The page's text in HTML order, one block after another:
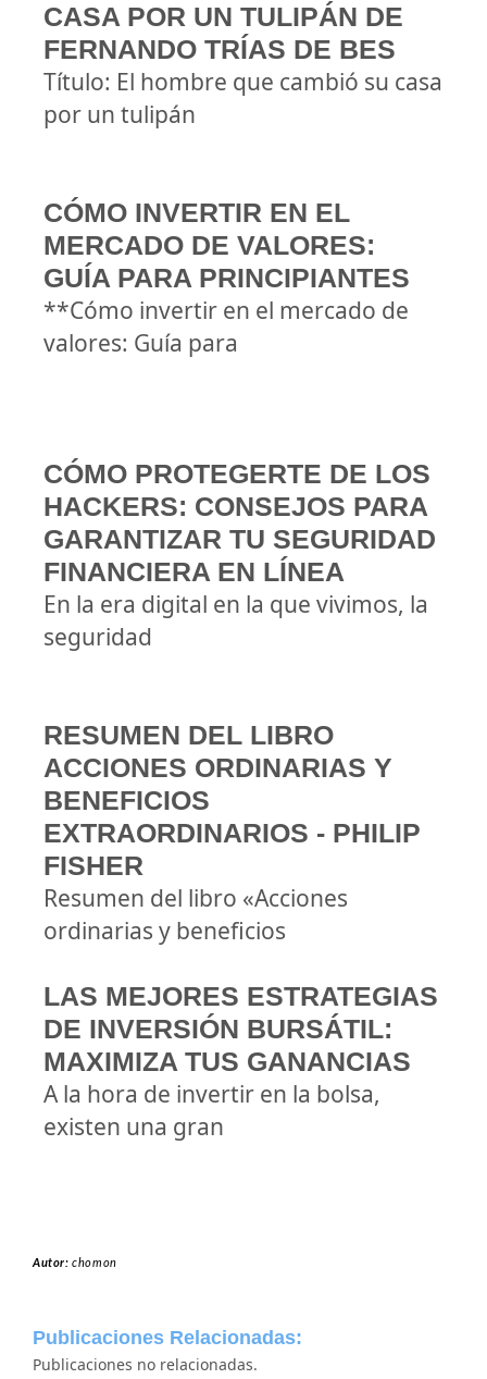
CASA POR UN TULIPÁN DE
FERNANDO TRÍAS DE BES
Título: El hombre que cambió su casa
por un tulipán
CÓMO INVERTIR EN EL
MERCADO DE VALORES:
GUÍA PARA PRINCIPIANTES
**Cómo invertir en el mercado de
valores: Guía para
CÓMO PROTEGERTE DE LOS
HACKERS: CONSEJOS PARA
GARANTIZAR TU SEGURIDAD
FINANCIERA EN LÍNEA
En la era digital en la que vivimos, la
seguridad
RESUMEN DEL LIBRO
ACCIONES ORDINARIAS Y
BENEFICIOS
EXTRAORDINARIOS - PHILIP
FISHER
Resumen del libro «Acciones
ordinarias y beneficios
LAS MEJORES ESTRATEGIAS
DE INVERSIÓN BURSÁTIL:
MAXIMIZA TUS GANANCIAS
A la hora de invertir en la bolsa,
existen una gran
Autor:chomon
Publicaciones Relacionadas:
Publicaciones no relacionadas.